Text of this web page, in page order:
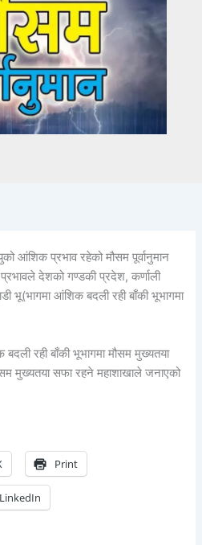
आंशिक प्रभाव रहेको मौसम पूर्वानुमान
देशको गण्डकी प्रदेश, कर्णाली
भू(भागमा आंशिक बदली रही बाँकी भूभागमा
रही बाँकी भूभागमा मौसम मुख्यतया
मुख्यतया सफा रहने महाशाखाले जनाएको
Print
LinkedIn